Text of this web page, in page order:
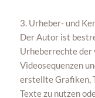
3. Urheber- und
Der Autor ist
Urheberrechte der
Videosequenzen
erstellte Grafiken,
Texte zu nutzen